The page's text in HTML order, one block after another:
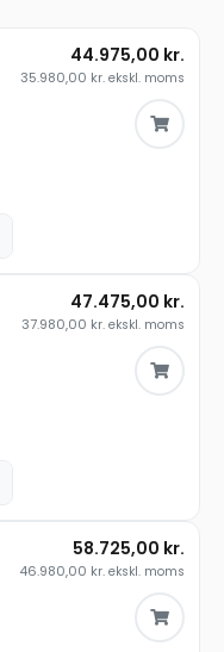
44.975,00 kr.
35.980,00 kr. ekskl. moms
47.475,00 kr.
37.980,00 kr. ekskl. moms
58.725,00 kr.
46.980,00 kr. ekskl. moms